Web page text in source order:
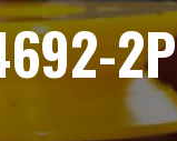
2P